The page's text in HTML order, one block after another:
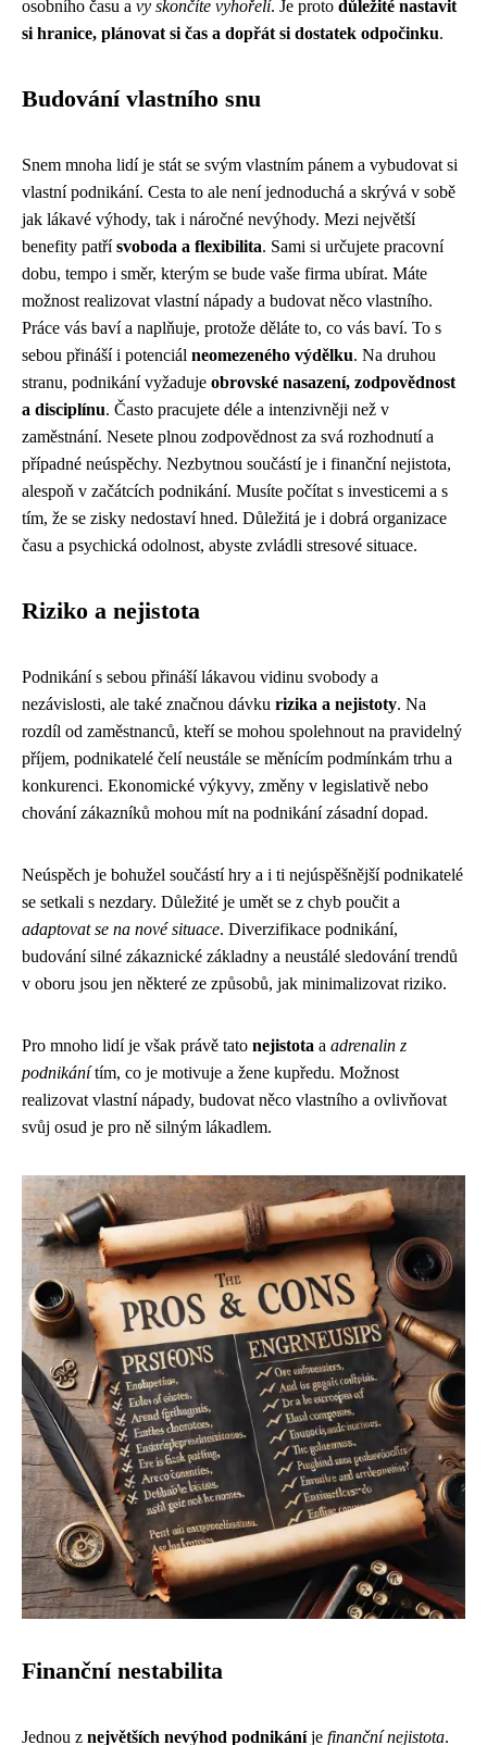
osobního času a vy skončíte vyhořelí. Je proto důležité nastavit
si hranice, plánovat si čas a dopřát si dostatek odpočinku.
Budování vlastního snu
Snem mnoha lidí je stát se svým vlastním pánem a vybudovat si
vlastní podnikání. Cesta to ale není jednoduchá a skrývá v sobě
jak lákavé výhody, tak i náročné nevýhody. Mezi největší
benefity patřísvoboda a flexibilita. Sami si určujete pracovní
dobu, tempo i směr, kterým se bude vaše firma ubírat. Máte
možnost realizovat vlastní nápady a budovat něco vlastního.
Práce vás baví a naplňuje, protože děláte to, co vás baví. To s
sebou přináší i potenciál neomezeného výdělku. Na druhou
stranu, podnikání vyžaduje obrovské nasazení, zodpovědnost
a disciplínu. Často pracujete déle a intenzivněji než v
zaměstnání. Nesete plnou zodpovědnost za svá rozhodnutí a
případné neúspěchy. Nezbytnou součástí je i finanční nejistota,
alespoň v začátcích podnikání. Musíte počítat s investicemi a s
tím, že se zisky nedostaví hned. Důležitá je i dobrá organizace
času a psychická odolnost, abyste zvládli stresové situace.
Riziko a nejistota
Podnikání s sebou přináší lákavou vidinu svobody a
nezávislosti, ale také značnou dávku rizika a nejistoty. Na
rozdíl od zaměstnanců, kteří se mohou spolehnout na pravidelný
příjem, podnikatelé čelí neustále se měnícím podmínkám trhu a
konkurenci. Ekonomické výkyvy, změny v legislativě nebo
chování zákazníků mohou mít na podnikání zásadní dopad.
Neúspěch je bohužel součástí hry a i ti nejúspěšnější podnikatelé
se setkali s nezdary. Důležité je umět se z chyb poučit a
adaptovat se na nové situace. Diverzifikace podnikání,
budování silné zákaznické základny a neustálé sledování trendů
v oboru jsou jen některé ze způsobů, jak minimalizovat riziko.
Pro mnoho lidí je však právě tato nejistota a adrenalin z
podnikánítím, co je motivuje a žene kupředu. Možnost
realizovat vlastní nápady, budovat něco vlastního a ovlivňovat
svůj osud je pro ně silným lákadlem.
Finanční nestabilita
Jednou z největších nevýhod podnikáníje finanční nejistota.